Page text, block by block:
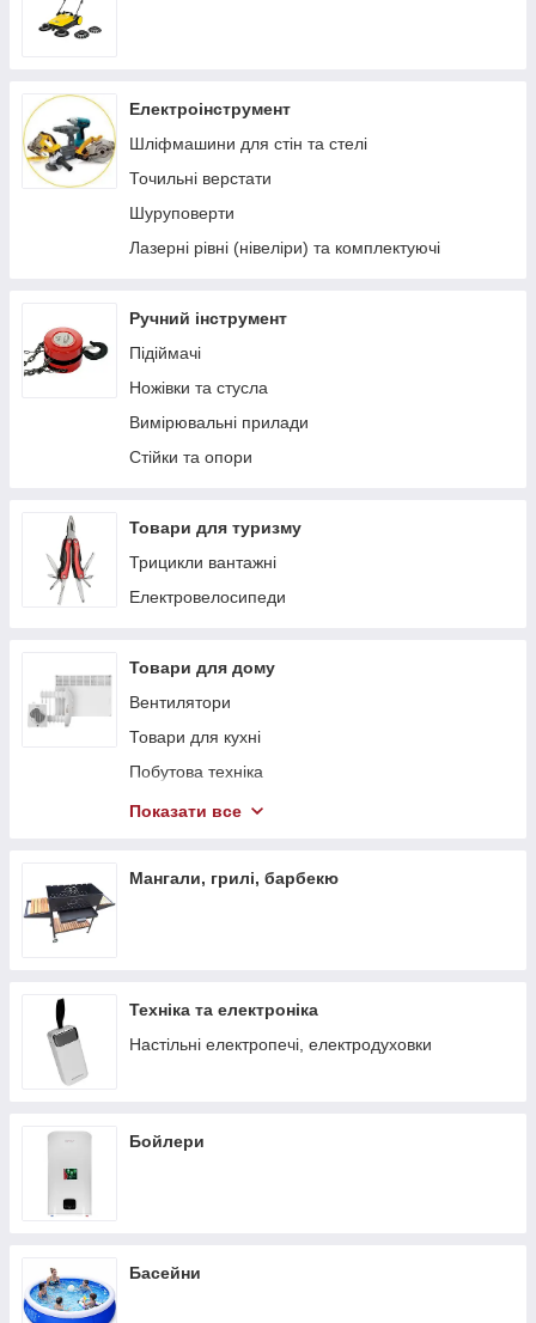
Електроінструмент
Шліфмашини для стін та стелі
Точильні верстати
Шуруповерти
Лазерні рівні (нівеліри) та комплектуючі
Ручний інструмент
Підіймачі
Ножівки та стусла
Вимірювальні прилади
Стійки та опори
Товари для туризму
Трицикли вантажні
Електровелосипеди
Товари для дому
Вентилятори
Товари для кухні
Побутова техніка
Теплові гармати
Стелажі
Показати все
Мангали, грилі, барбекю
Техніка та електроніка
Настільні електропечі, електродуховки
Бойлери
Басейни